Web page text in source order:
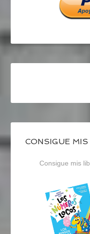
CONSIGUE
Consigue mis